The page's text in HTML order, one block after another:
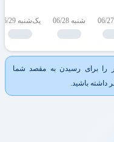
شنبه 06/28 یک‌شنبه 06/29
را برای رسیدن به مقصد شما
داشته باشید.